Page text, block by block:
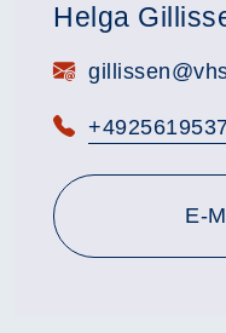
Helga
E-Mail:
Telefon:
E-